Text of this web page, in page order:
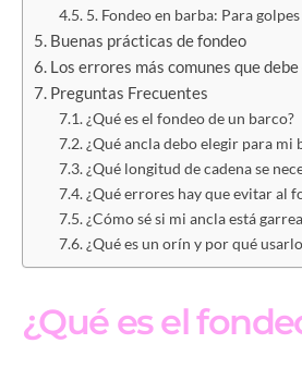
5. Fondeo en barba: Para
Buenas prácticas de fondeo
Los errores más comunes que
Preguntas Frecuentes
¿Qué es el fondeo de un barco?
¿Qué ancla debo elegir para mi
¿Qué longitud de cadena se
¿Qué errores hay que evitar al
¿Cómo sé si mi ancla está
¿Qué es un orín y por qué
¿Qué es el